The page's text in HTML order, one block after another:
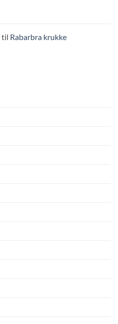
til Rabarbra krukke